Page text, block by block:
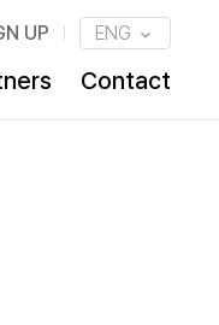
UP ENG
Contact